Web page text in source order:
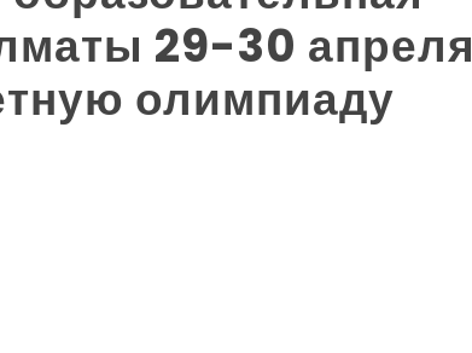
29-30 апреля
олимпиаду